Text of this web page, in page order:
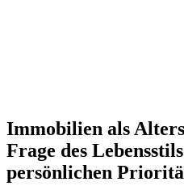
Immobilien als
Frage des
persönlichen